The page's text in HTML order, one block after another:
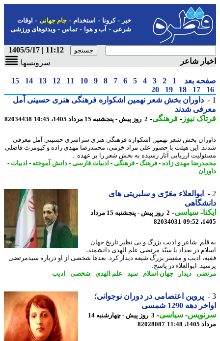
-کرونا-استخدام- جام جهانی-اوقات
شرعی-آب و هوا-تماس-ویدئوهای ورزشی
11:12 | 1405/5/17
شاعر
سرویسها
بعد 1
2
3
4
5
6
7
8
9
10
11
12
13
14
15
17
18
19
20
داوران بخش شعر نهمین اشکواره فرهنگی هنری حسینی آمل
شدند
نیوز-فرهنگی-2 روز پیش - پنجشنبه 15 مرداد 1405، 10:45 82034438
بخش شعر نهمین اشکواره فرهنگی هنری سراسری حسینی آمل معرفی
این هیئت با حضور علی مراد خرمی، محمدرضا مهدی زاده و کیومرث فاضلی
ارزیابی آثار رسیده به بخش شعر را بر عهده ...
مهدی زاده - فرهنگ -فرهنگی-ادبیات فارسی -دانش آموخته-ادبیات-
ابوالعلاء معَرّی و سلبریتی های
-سیاسی-
2 روز پیش - پنجشنبه 15 مرداد
82034031
شاعر و ادیب بزرگ و بی نظیر تاریخ جهان
در بغداد با سیّد مرتضی علم الهدی دانشمند،
ادیب و مفسر بزرگ شیعه دیدار کرد. بعدها شخصی از او درباره سیدمرتضی
ابوالعلاء در پاسخ،
-دیدار-جهان اسلام-سید -علم الهدی-شخصی-ادیب
پروین اعتصامی در دوران نوجوانی؛
دهه 1290 شمسی
-سیاسی-
3 روز پیش - چهارشنبه 14
11:48
82028087